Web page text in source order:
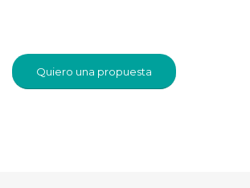
Quiero una propuesta